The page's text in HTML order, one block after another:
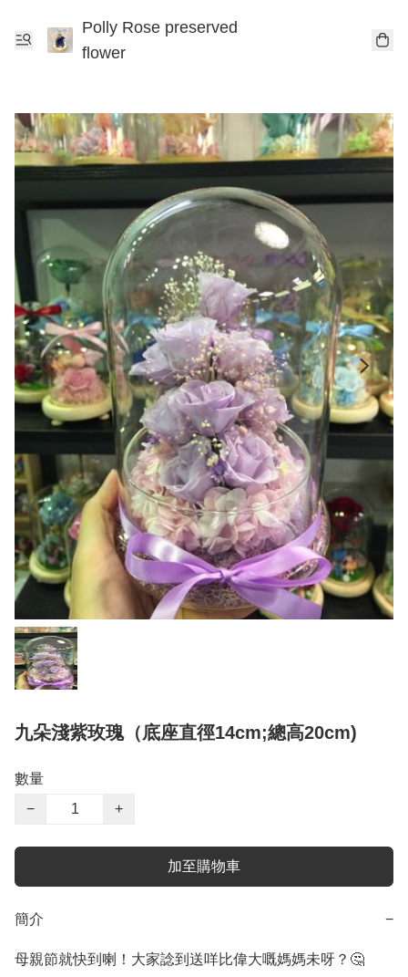
Polly Rose preserved
flower
九朵淺紫玫瑰（底座直徑14cm;總高20cm)
數量
−
+
加至購物車
簡介 −
母親節就快到喇！大家諗到送咩比偉大嘅媽媽未呀？🤔